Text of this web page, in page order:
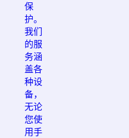
保
护。
我们
的服
务涵
盖各
种设
备，
无论
您使
用手